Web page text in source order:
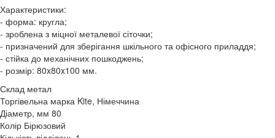
Характеристики:
- форма: кругла;
- зроблена з міцної металевої сіточки;
- призначений для зберігання шкільного та офісного приладдя;
- стійка до механічних пошкоджень;
- розмір: 80x80x100 мм.
Склад метал
Торгівельна марка Kite, Німеччина
Діаметр, мм 80
Колір Бірюзовий